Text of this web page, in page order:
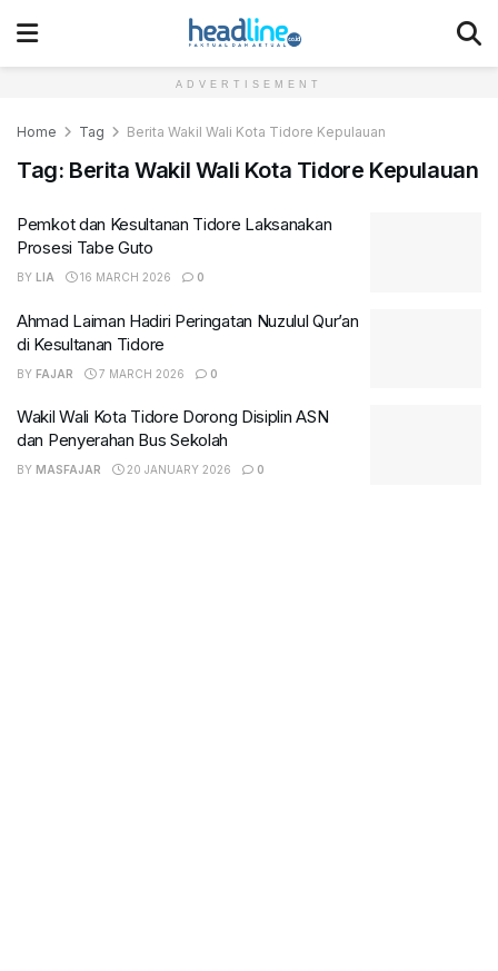
ADVERTISEMENT
Home Tag Berita Wakil Wali Kota Tidore Kepulauan
Tag: Berita Wakil Wali Kota Tidore Kepulauan
Pemkot dan Kesultanan Tidore Laksanakan
Prosesi Tabe Guto
BY LIA 16 MARCH 2026 0
Ahmad Laiman Hadiri Peringatan Nuzulul Qur’an
di Kesultanan Tidore
BY FAJAR 7 MARCH 2026 0
Wakil Wali Kota Tidore Dorong Disiplin ASN
dan Penyerahan Bus Sekolah
BY MASFAJAR 20 JANUARY 2026 0